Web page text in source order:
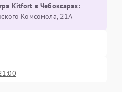
Kitfort в Чебоксарах:
Комсомола, 21А